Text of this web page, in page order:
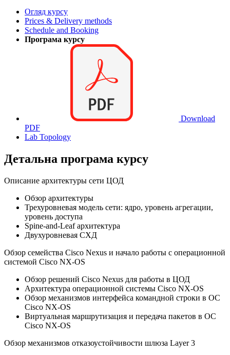
Огляд курсу
Prices & Delivery methods
Schedule and Booking
Програма курсу
Download
PDF
Lab Topology
Детальна програма курсу
Описание архитектуры сети ЦОД
Обзор архитектуры
Трехуровневая модель сети: ядро, уровень агрегации,
уровень доступа
Spine-and-Leaf архитектура
Двухуровневая СХД
Обзор семейства Cisco Nexus и начало работы с операционной
системой Cisco NX-OS
Обзор решений Cisco Nexus для работы в ЦОД
Архитектура операционной системы Cisco NX-OS
Обзор механизмов интерфейса командной строки в ОС
Cisco NX-OS
Виртуальная маршрутизация и передача пакетов в ОС
Cisco NX-OS
Обзор механизмов отказоустойчивости шлюза Layer 3